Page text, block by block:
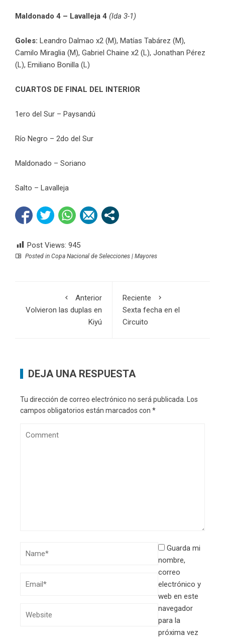
Maldonado 4 – Lavalleja 4 (Ida 3-1)
Goles: Leandro Dalmao x2 (M), Matías Tabárez (M),
Camilo Miraglia (M), Gabriel Chaine x2 (L), Jonathan Pérez
(L), Emiliano Bonilla (L)
CUARTOS DE FINAL DEL INTERIOR
1ero del Sur – Paysandú
Río Negro – 2do del Sur
Maldonado – Soriano
Salto – Lavalleja
Post Views: 945
Posted in Copa Nacional de Selecciones | Mayores
Anterior
Volvieron las duplas en
Kiyú
Reciente
Sexta fecha en el
Circuito
DEJA UNA RESPUESTA
Tu dirección de correo electrónico no será publicada.
Los
campos obligatorios están marcados con *
Guarda mi
nombre,
correo
electrónico y
web en este
navegador
para la
próxima vez